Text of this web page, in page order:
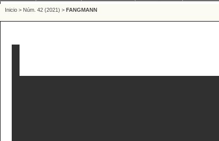
Inicio > Núm. 42 (2021) > FANGMANN